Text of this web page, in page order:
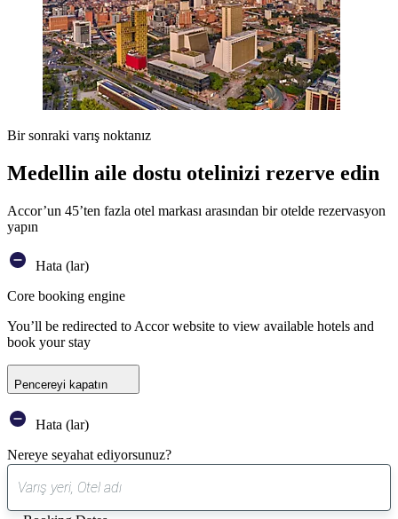
Bir sonraki varış noktanız
Medellin aile dostu otelinizi rezerve edin
Accor’un 45’ten fazla otel markası arasından bir otelde rezervasyon
yapın
Hata (lar)
Core booking engine
You’ll be redirected to Accor website to view available hotels and
book your stay
Pencereyi kapatın
Hata (lar)
Nereye seyahat ediyorsunuz?
öneri